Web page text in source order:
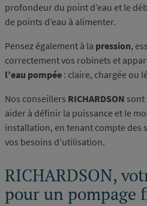
profondeur du point d’eau et le
de points d’eau à alimenter.
Pensez également à la pression,
correctement vos robinets et
l’eau pompée : claire, chargée ou
Nos conseillers RICHARDSON sont
aider à définir la puissance et le
installation, en tenant compte des
vos besoins d’utilisation.
RICHARDSON,
pour un pompage